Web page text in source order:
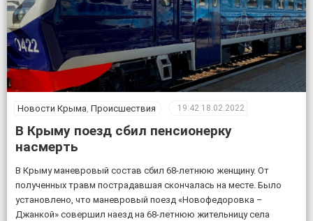
Новости Крыма Происшествия 19:42 18.02.2022
В Крыму поезд сбил пенсионерку
насмерть
В Крыму маневровый состав сбил 68-летнюю женщину. От
полученных травм пострадавшая скончалась на месте. Было
установлено, что маневровый поезд «Новофедоровка –
Джанкой» совершил наезд на 68-летнюю жительницу села